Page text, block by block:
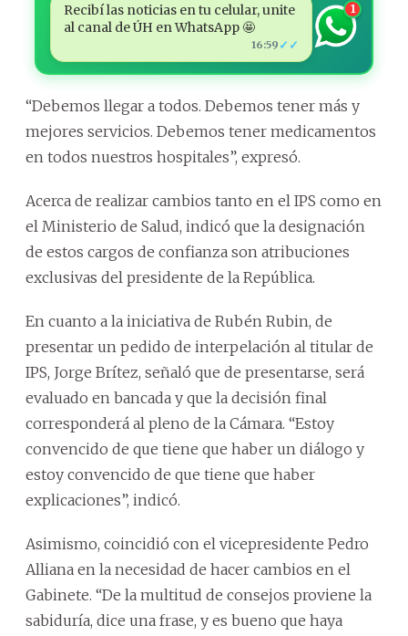
Recibí las noticias en tu celular, unite
al canal de ÚH en WhatsApp 🤩
16:59 ✓✓
1
“Debemos llegar a todos. Debemos tener más y
mejores servicios. Debemos tener medicamentos
en todos nuestros hospitales”, expresó.
Acerca de realizar cambios tanto en el IPS como en
el Ministerio de Salud, indicó que la designación
de estos cargos de confianza son atribuciones
exclusivas del presidente de la República.
En cuanto a la iniciativa de Rubén Rubin, de
presentar un pedido de interpelación al titular de
IPS, Jorge Brítez, señaló que de presentarse, será
evaluado en bancada y que la decisión final
corresponderá al pleno de la Cámara. “Estoy
convencido de que tiene que haber un diálogo y
estoy convencido de que tiene que haber
explicaciones”, indicó.
Asimismo, coincidió con el vicepresidente Pedro
Alliana en la necesidad de hacer cambios en el
Gabinete. “De la multitud de consejos proviene la
sabiduría, dice una frase, y es bueno que haya